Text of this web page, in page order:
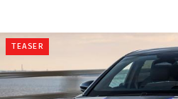
TEASER